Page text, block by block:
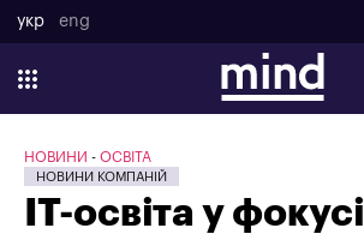
укр eng
НОВИНИ ОСВІТА
НОВИНИ КОМПАНІЙ
ІТ-освіта у фокусі